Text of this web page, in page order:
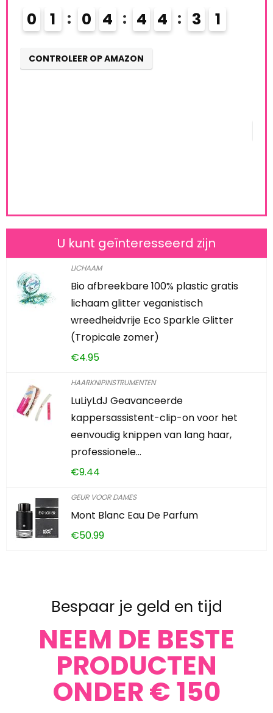
0 1 0 4 4 4 3 0
1
CONTROLEER OP AMAZON
U kunt geïnteresseerd zijn
LICHAAM
Bio afbreekbare 100% plastic gratis
lichaam glitter veganistisch
wreedheidvrije Eco Sparkle Glitter
(Tropicale zomer)
€4.95
HAARKNIPINSTRUMENTEN
LuLiyLdJ Geavanceerde
kappersassistent-clip-on voor het
eenvoudig knippen van lang haar,
professionele…
€9.44
GEUR VOOR DAMES
Mont Blanc Eau De Parfum
€50.99
Bespaar je geld en tijd
NEEM DE BESTE
PRODUCTEN
ONDER € 150